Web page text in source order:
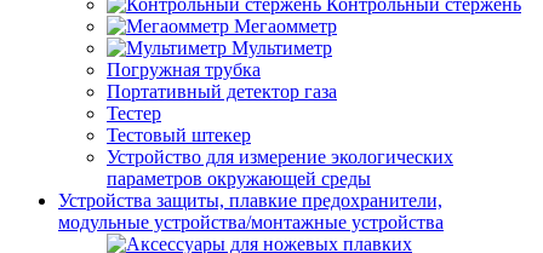
Контрольный стержень
Мегаомметр
Мультиметр
Погружная трубка
Портативный детектор газа
Тестер
Тестовый штекер
Устройство для измерение экологических
параметров окружающей среды
Устройства защиты, плавкие предохранители,
модульные устройства/монтажные устройства